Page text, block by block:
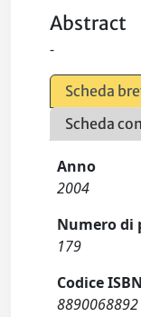
Abstract
-
Scheda
Scheda
Anno
2004
Numero di
179
Codice ISBN
8890068892